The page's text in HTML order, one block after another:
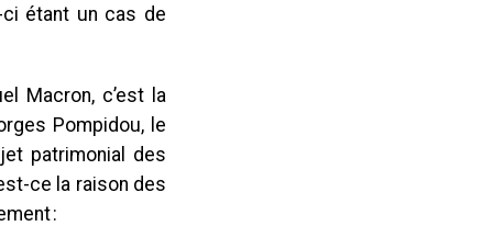
ci étant un cas de
Macron, c’est la
Pompidou, le
patrimonial des
ce la raison des
: